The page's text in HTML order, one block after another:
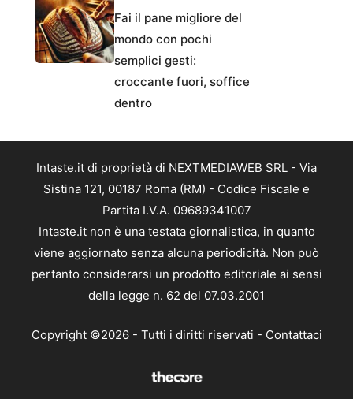
Fai il pane migliore del
mondo con pochi
semplici gesti:
croccante fuori, soffice
dentro
Intaste.it di proprietà di NEXTMEDIAWEB SRL - Via
Sistina 121, 00187 Roma (RM) - Codice Fiscale e
Partita I.V.A. 09689341007
Intaste.it non è una testata giornalistica, in quanto
viene aggiornato senza alcuna periodicità. Non può
pertanto considerarsi un prodotto editoriale ai sensi
della legge n. 62 del 07.03.2001
Copyright ©2026 - Tutti i diritti riservati - Contattaci